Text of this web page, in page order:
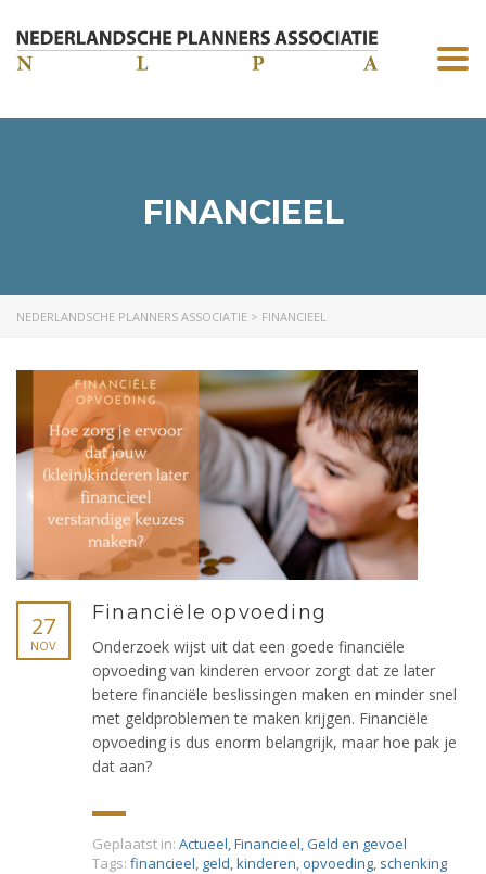
FINANCIEEL
NEDERLANDSCHE PLANNERS ASSOCIATIE > FINANCIEEL
27
NOV
Financiële opvoeding
Onderzoek wijst uit dat een goede financiële
opvoeding van kinderen ervoor zorgt dat ze later
betere financiële beslissingen maken en minder snel
met geldproblemen te maken krijgen. Financiële
opvoeding is dus enorm belangrijk, maar hoe pak je
dat aan?
Geplaatst in: Actueel,Financieel,Geld en gevoel
Tags: financieel, geld,kinderen, opvoeding, schenking